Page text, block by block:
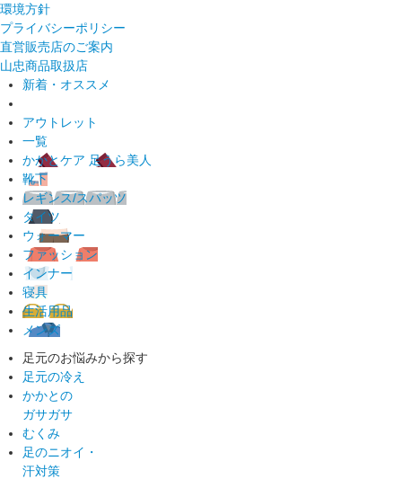
環境方針
プライバシーポリシー
直営販売店のご案内
山忠商品取扱店
新着・オススメ
アウトレット
一覧
かかとケア 足うら美人
靴下
レギンス/スパッツ
タイツ
ウォーマー
ファッション
インナー
寝具
生活用品
メンズ
足元のお悩みから探す
足元の冷え
かかとの
ガサガサ
むくみ
足のニオイ・
汗対策